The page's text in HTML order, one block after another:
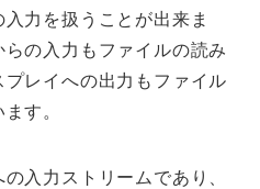
力を扱うことが出来ま
の入力もファイルの読み
レイへの出力もファイル
す。
入力ストリームであり、